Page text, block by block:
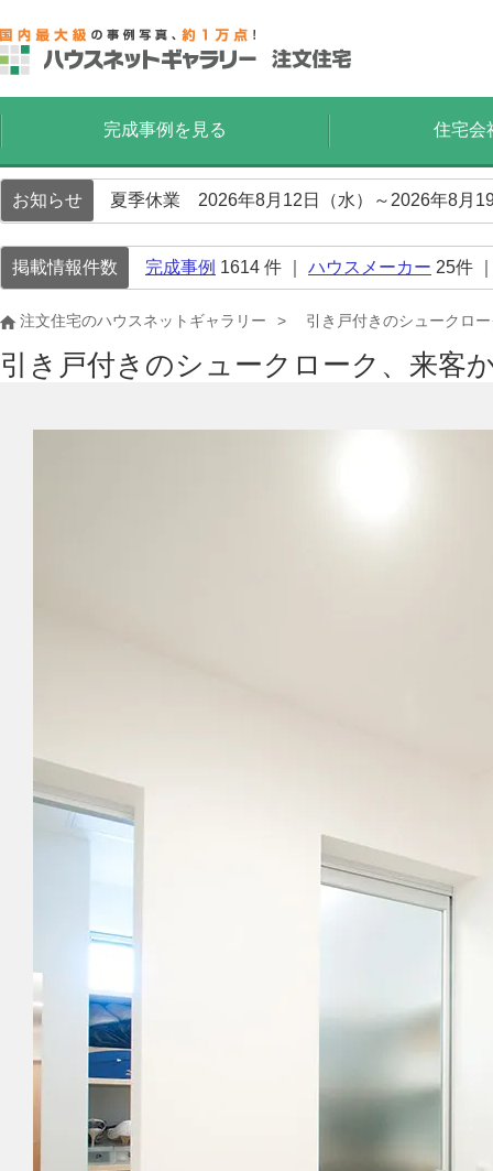
完成事例を見る 住宅会
お知らせ 夏季休業 2026年8月12日（水）～2026年8月
掲載情報件数 完成事例 1614 件 ｜ ハウスメーカー 25件
注文住宅のハウスネットギャラリー 引き戸付きのシュークロ
引き戸付きのシュークローク、来客